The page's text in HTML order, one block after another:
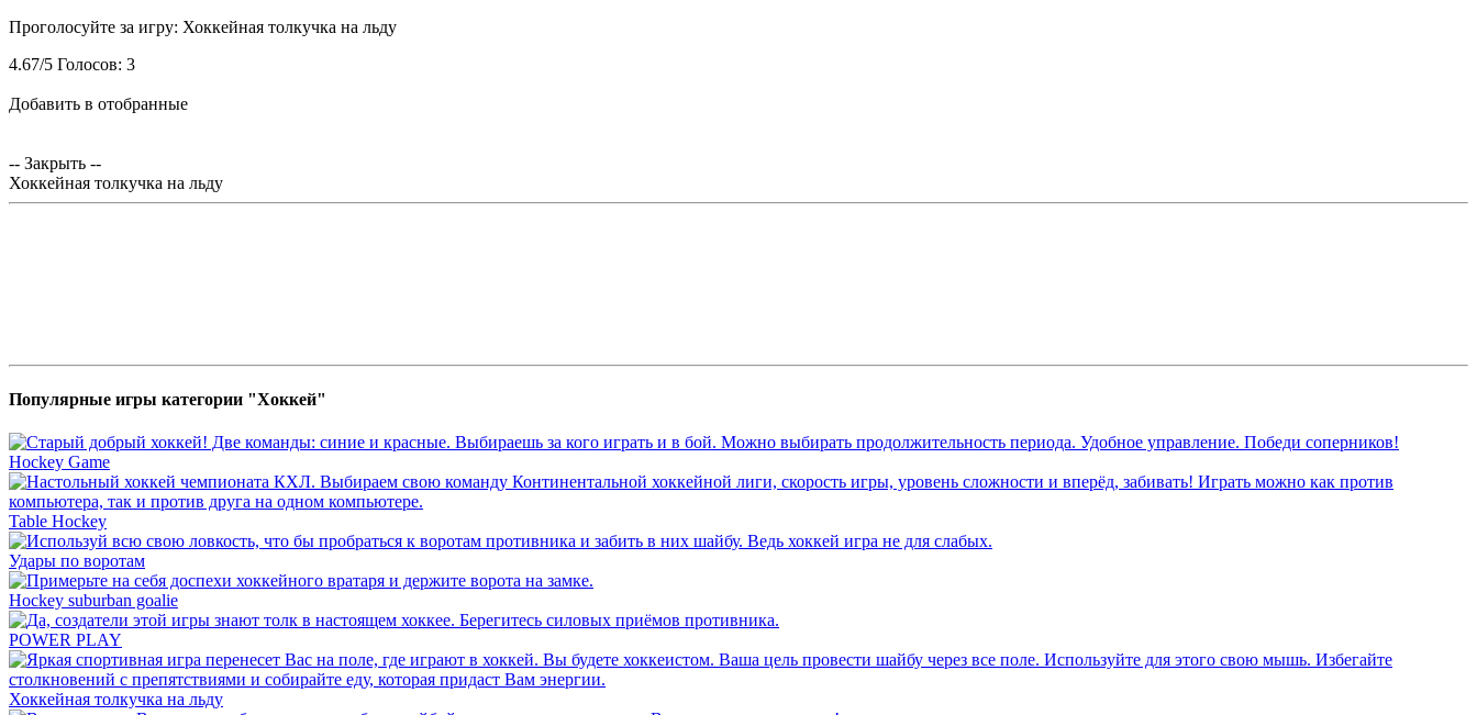
Проголосуйте за игру: Хоккейная толкучка на льду
4.67/5 Голосов: 3
Добавить в отобранные
-- Закрыть --
Хоккейная толкучка на льду
Популярные игры категории "Хоккей"
Hockey Game
Table Hockey
Удары по воротам
Hockey suburban goalie
POWER PLAY
Хоккейная толкучка на льду